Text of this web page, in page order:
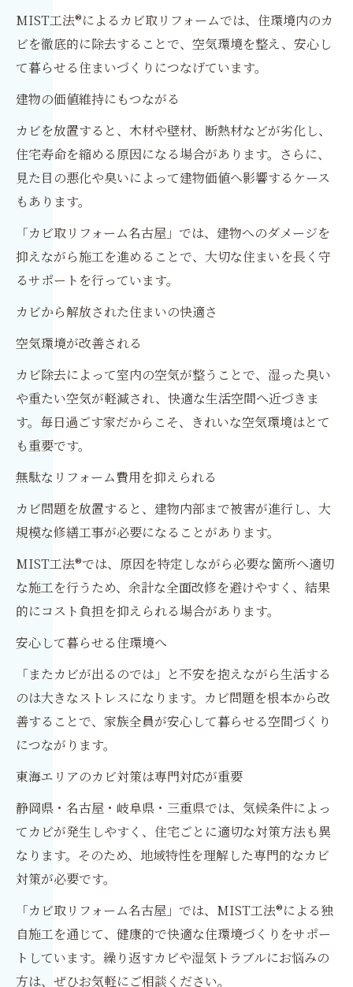
MIST工法®によるカビ取リフォームでは、住環境内のカ
ビを徹底的に除去することで、空気環境を整え、安心し
て暮らせる住まいづくりにつなげています。
建物の価値維持にもつながる
カビを放置すると、木材や壁材、断熱材などが劣化し、
住宅寿命を縮める原因になる場合があります。さらに、
見た目の悪化や臭いによって建物価値へ影響するケース
もあります。
「カビ取リフォーム名古屋」では、建物へのダメージを
抑えながら施工を進めることで、大切な住まいを長く守
るサポートを行っています。
カビから解放された住まいの快適さ
空気環境が改善される
カビ除去によって室内の空気が整うことで、湿った臭い
や重たい空気が軽減され、快適な生活空間へ近づきま
す。毎日過ごす家だからこそ、きれいな空気環境はとて
も重要です。
無駄なリフォーム費用を抑えられる
カビ問題を放置すると、建物内部まで被害が進行し、大
規模な修繕工事が必要になることがあります。
MIST工法®では、原因を特定しながら必要な箇所へ適切
な施工を行うため、余計な全面改修を避けやすく、結果
的にコスト負担を抑えられる場合があります。
安心して暮らせる住環境へ
「またカビが出るのでは」と不安を抱えながら生活する
のは大きなストレスになります。カビ問題を根本から改
善することで、家族全員が安心して暮らせる空間づくり
につながります。
東海エリアのカビ対策は専門対応が重要
静岡県・名古屋・岐阜県・三重県では、気候条件によっ
てカビが発生しやすく、住宅ごとに適切な対策方法も異
なります。そのため、地域特性を理解した専門的なカビ
対策が必要です。
「カビ取リフォーム名古屋」では、MIST工法®による独
自施工を通じて、健康的で快適な住環境づくりをサポー
トしています。繰り返すカビや湿気トラブルにお悩みの
方は、ぜひお気軽にご相談ください。